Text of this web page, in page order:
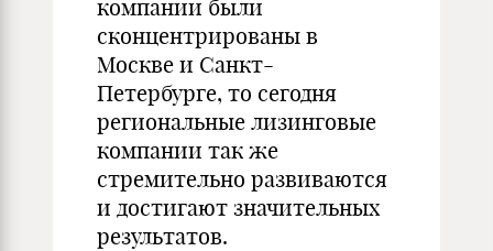
компании были
сконцентрированы в
Москве и Санкт-
Петербурге, то сегодня
региональные лизинговые
компании так же
стремительно развиваются
и достигают значительных
результатов.